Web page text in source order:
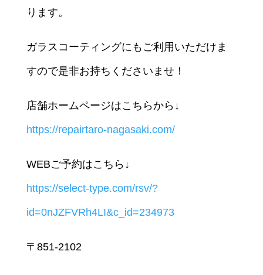
ります。
ガラスコーティングにもご利用いただけま
すので是非お持ちくださいませ！
店舗ホームページはこちらから↓
https://repairtaro-nagasaki.com/
WEBご予約はこちら↓
https://select-type.com/rsv/?
id=0nJZFVRh4LI&c_id=234973
〒851-2102